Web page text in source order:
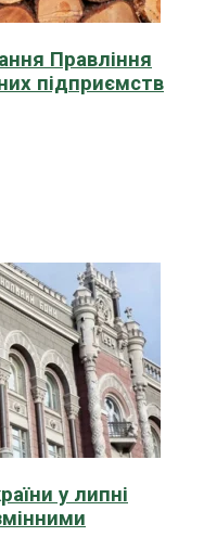
Правління
підприємств
у липні